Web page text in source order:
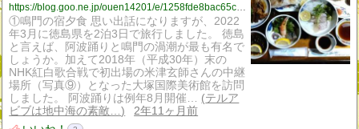
①鳴門の宿夕食 思い出話になりますが、2022
年3月に徳島県を2泊3日で旅行しました。 徳島
と言えば、阿波踊りと鳴門の渦潮が最も有名で
しょうか。加えて2018年（平成30年）末の
NHK紅白歌合戦で初出場の米津玄師さんの中継
場所（写真⑨）となった大塚国際美術館を訪問
しました。 阿波踊りは例年8月開催…
テルア
ビブは地中海の素敵…
2年11ヶ月前